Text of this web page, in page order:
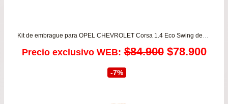
Precio exclusivo WEB: $84.900 El
$78.900El
-7%